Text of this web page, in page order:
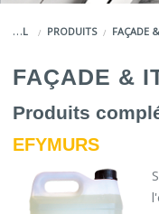
LA MARQUE JEFCO®
ACCUEIL PRODUITS FAÇADE
FAÇADE &
Produits
EFYMURS